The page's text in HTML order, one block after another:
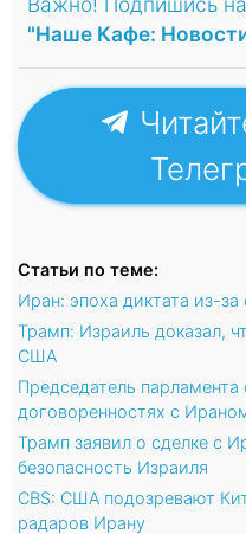
"Наше Кафе:
Статьи по теме:
Иран: эпоха диктата из-за
Трамп: Израиль доказал,
США
Председатель
договоренностях с
Трамп заявил о сделке с
безопасность Израиля
CBS: США подозревают
радаров Ирану